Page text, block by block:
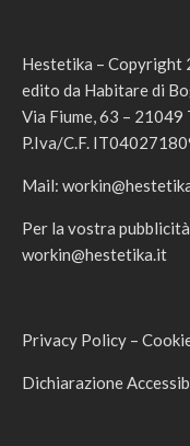
Hestetika – Copyright
edito da Habitare di
Via Fiume, 63 – 21049
P.Iva/C.F.
Mail:
Per la vostra
workin@hestetika.it
Privacy Policy –
Dichiarazione